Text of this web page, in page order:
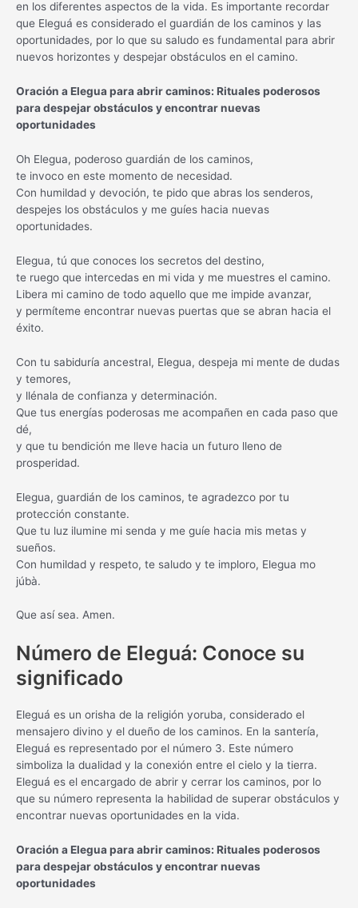
en los diferentes aspectos de la vida. Es importante recordar
que Eleguá es considerado el guardián de los caminos y las
oportunidades, por lo que su saludo es fundamental para abrir
nuevos horizontes y despejar obstáculos en el camino.
Oración a Elegua para abrir caminos: Rituales poderosos
para despejar obstáculos y encontrar nuevas
oportunidades
Oh Elegua, poderoso guardián de los caminos,
te invoco en este momento de necesidad.
Con humildad y devoción, te pido que abras los senderos,
despejes los obstáculos y me guíes hacia nuevas
oportunidades.
Elegua, tú que conoces los secretos del destino,
te ruego que intercedas en mi vida y me muestres el camino.
Libera mi camino de todo aquello que me impide avanzar,
y permíteme encontrar nuevas puertas que se abran hacia el
éxito.
Con tu sabiduría ancestral, Elegua, despeja mi mente de dudas
y temores,
y llénala de confianza y determinación.
Que tus energías poderosas me acompañen en cada paso que
dé,
y que tu bendición me lleve hacia un futuro lleno de
prosperidad.
Elegua, guardián de los caminos, te agradezco por tu
protección constante.
Que tu luz ilumine mi senda y me guíe hacia mis metas y
sueños.
Con humildad y respeto, te saludo y te imploro, Elegua mo
júbà.
Que así sea. Amen.
Número de Eleguá: Conoce su
significado
Eleguá es un orisha de la religión yoruba, considerado el
mensajero divino y el dueño de los caminos. En la santería,
Eleguá es representado por el número 3. Este número
simboliza la dualidad y la conexión entre el cielo y la tierra.
Eleguá es el encargado de abrir y cerrar los caminos, por lo
que su número representa la habilidad de superar obstáculos y
encontrar nuevas oportunidades en la vida.
Oración a Elegua para abrir caminos: Rituales poderosos
para despejar obstáculos y encontrar nuevas
oportunidades